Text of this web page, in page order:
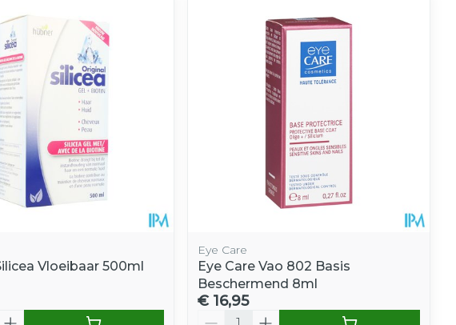
te passen.
Vloeibaar 500ml
Eye Care
Eye Care Vao 802 Basis
Beschermend 8ml
€ 16,95
Aantal